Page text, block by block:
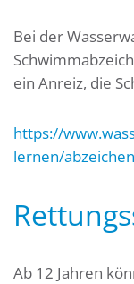
Bei der
ein Anreiz, die
https://
lernen/abzeichen
Ab 12 Jahren